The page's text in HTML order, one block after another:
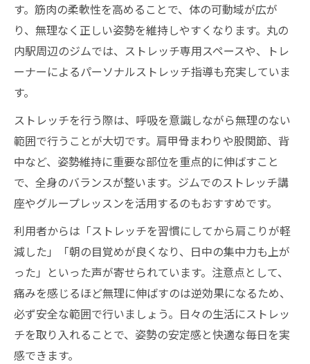
す。筋肉の柔軟性を高めることで、体の可動域が広が
り、無理なく正しい姿勢を維持しやすくなります。丸の
内駅周辺のジムでは、ストレッチ専用スペースや、トレ
ーナーによるパーソナルストレッチ指導も充実していま
す。
ストレッチを行う際は、呼吸を意識しながら無理のない
範囲で行うことが大切です。肩甲骨まわりや股関節、背
中など、姿勢維持に重要な部位を重点的に伸ばすこと
で、全身のバランスが整います。ジムでのストレッチ講
座やグループレッスンを活用するのもおすすめです。
利用者からは「ストレッチを習慣にしてから肩こりが軽
減した」「朝の目覚めが良くなり、日中の集中力も上が
った」といった声が寄せられています。注意点として、
痛みを感じるほど無理に伸ばすのは逆効果になるため、
必ず安全な範囲で行いましょう。日々の生活にストレッ
チを取り入れることで、姿勢の安定感と快適な毎日を実
感できます。